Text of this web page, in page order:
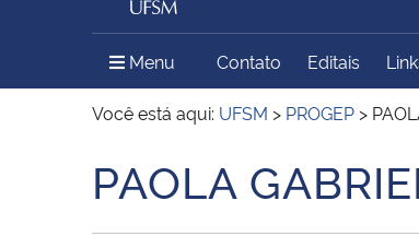
Ministério do Meio Ambiente Ministério do
Secretaria de Governo
Gabinete de
Menu Menu Principal do Sítio
Contato Editais
Você está aqui: UFSM > PROGEP >
Início do conteúdo
PAOLA